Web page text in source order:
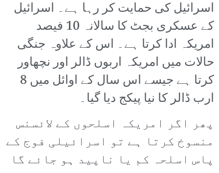
اسرائیل کی حمایت کر رہا ہے۔ اسرائیل
کے عسکری بجٹ کا سالانہ 10 فیصد
امریکہ ادا کرتا ہے۔ اس کے علاوہ جنگی
حالات میں امریکہ اربوں ڈالر اور نچھاور
کرتا ہے جیسے اس سال کے اوائل میں 8
ارب ڈالر کا نیا پیکج دیا گیا۔
پھر اگر امریکہ اسلحوں کے لائسنس
منسوخ کرتا ہے تو اسرائیلی فوج کے
پاس اسلحہ کم یا ناپید ہو جائے گا